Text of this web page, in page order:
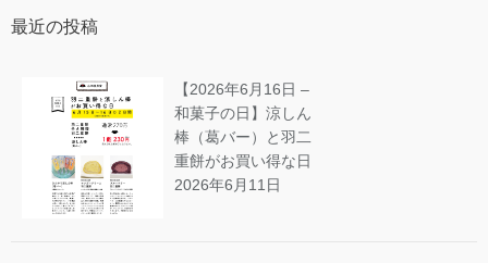
最近の投稿
【2026年6月16日 –
和菓子の日】涼しん
棒（葛バー）と羽二
重餅がお買い得な日
2026年6月11日